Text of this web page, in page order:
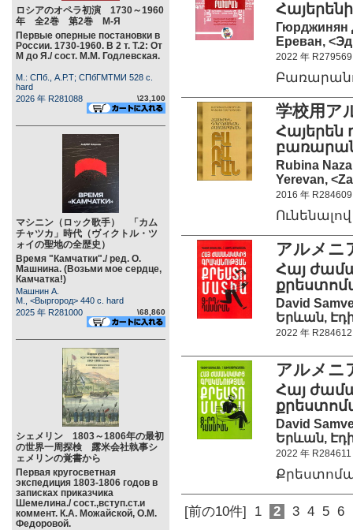
ロシアのオペラ初演 1730～1960
年 全2巻 第2巻 М-Я
Первые оперные постановки в
России. 1730-1960. В 2 т. Т.2: От
М до Я./ сост. М.М. Годлевская.
М.: СПб., А.Р.Т; СПбГМТМИ 528 c.
hard
2026 年 R281088
\23,100
マシニン（ロック歌手） 「カム
チャツカ」時代（ヴィクトル・ツ
ォイの聖地の全歴史）
Время "Камчатки"./ ред. О.
Машнина. (Возьми мое сердце,
Камчатка!)
Машнин А.
М., <Выргород> 440 c. hard
2025 年 R281000
\68,860
シェメリン 1803～1806年の最初
の世界一周探検 露米会社執事シ
ェメリンの覚書から
Первая кругосветная
экспедиция 1803-1806 годов в
записках приказчика
Шемелина./ сост.,вступ.ст.и
коммент. К.А. Можайской, О.М.
Федоровой.
Гюрджинян
Ереван,
2022 年 R279569
学校用ア
Rubina
Yerevan,
2016 年 R284609
アルメニ
Հայ
David
Երևան,
2022 年 R284612
アルメニ
Հայ
David
Երևան,
2022 年 R284611
[前の10件] 1 2 3 4 5 6